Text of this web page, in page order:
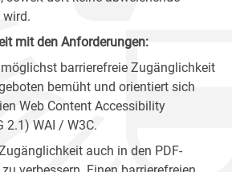
wird.
mit den Anforderungen:
barrierefreie Zugänglichkeit
bemüht und orientiert sich
Web Content Accessibility
2.1) WAI / W3C.
auch in den PDF-